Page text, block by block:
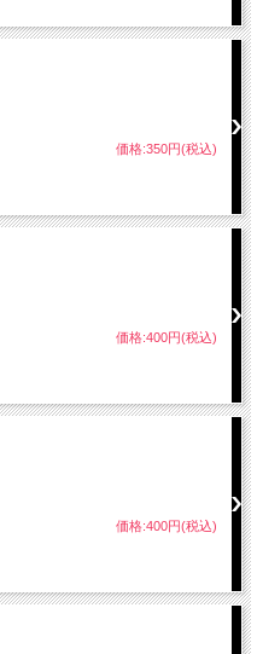
価格:350円(税込)
価格:400円(税込)
価格:400円(税込)